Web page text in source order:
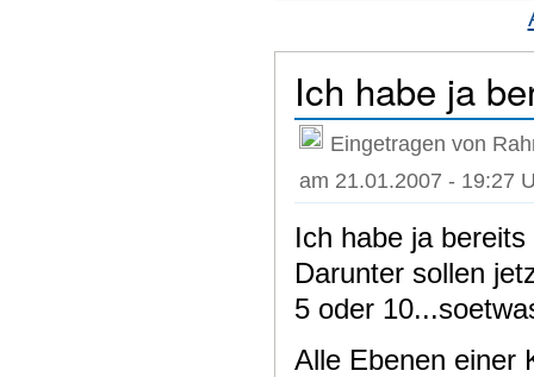
Ich habe ja
Eingetragen von
am 21.01.2007 - 19:27
Ich habe ja
Darunter sollen
5 oder
Alle Ebenen einer